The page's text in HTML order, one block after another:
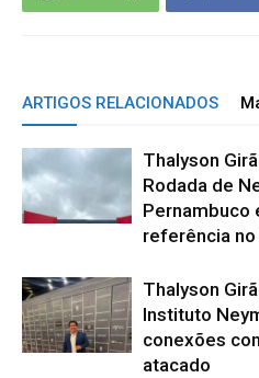
ARTIGOS RELACIONADOS
Thalyson
Rodada de
Pernambuco
referência
Thalyson
Instituto
conexões
atacado